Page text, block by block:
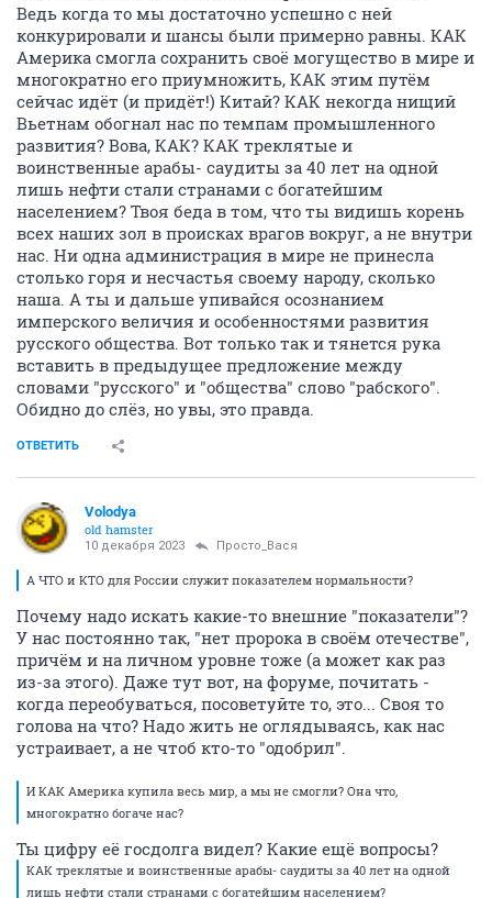
Ведь когда то мы достаточно успешно с ней
конкурировали и шансы были примерно равны. КАК
Америка смогла сохранить своё могущество в мире и
многократно его приумножить, КАК этим путём
сейчас идёт (и придёт!) Китай? КАК некогда нищий
Вьетнам обогнал нас по темпам промышленного
развития? Вова, КАК? КАК треклятые и
воинственные арабы- саудиты за 40 лет на одной
лишь нефти стали странами с богатейшим
населением? Твоя беда в том, что ты видишь корень
всех наших зол в происках врагов вокруг, а не внутри
нас. Ни одна администрация в мире не принесла
столько горя и несчастья своему народу, сколько
наша. А ты и дальше упивайся осознанием
имперского величия и особенностями развития
русского общества. Вот только так и тянется рука
вставить в предыдущее предложение между
словами "русского" и "общества" слово "рабского".
Обидно до слёз, но увы, это правда.
ОТВЕТИТЬ
Volodya
old hamster
10 декабря 2023 Просто_Вася
А ЧТО и КТО для России служит показателем нормальности?
Почему надо искать какие-то внешние "показатели"?
У нас постоянно так, "нет пророка в своём отечестве",
причём и на личном уровне тоже (а может как раз
из-за этого). Даже тут вот, на форуме, почитать -
когда переобуваться, посоветуйте то, это... Своя то
голова на что? Надо жить не оглядываясь, как нас
устраивает, а не чтоб кто-то "одобрил".
И КАК Америка купила весь мир, а мы не смогли? Она что,
многократно богаче нас?
Ты цифру её госдолга видел? Какие ещё вопросы?
КАК треклятые и воинственные арабы- саудиты за 40 лет на одной
лишь нефти стали странами с богатейшим населением?